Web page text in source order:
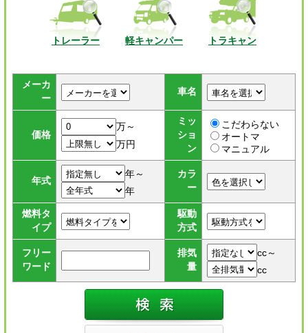
トレーラー 軽キャンパー トラキャン
メーカ
ー
車名
価格
万～
万円
ミッ
ショ
ン
こだわらない
オートマ
マニュアル
年式
年～
年
カラ
ー
燃料タ
イプ
駆動
方式
フリー
ワード
排気
量
cc～
cc